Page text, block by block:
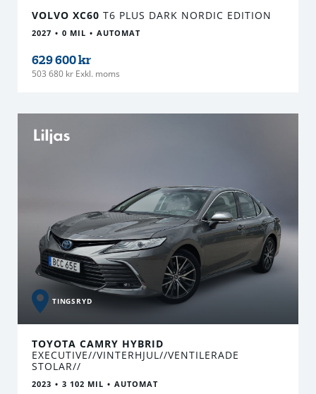
VOLVO XC60 T6 PLUS DARK NORDIC EDITION
2027 0 MIL AUTOMAT
629 600 kr
503 680 kr Exkl. moms
TINGSRYD
TOYOTA CAMRY HYBRID
EXECUTIVE//VINTERHJUL//VENTILERADE
STOLAR//
2023 3 102 MIL AUTOMAT